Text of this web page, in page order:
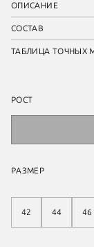
ОПИСАНИЕ
СОСТАВ
ТАБЛИЦА ТОЧНЫХ
РОСТ
РАЗМЕР
42 44 46